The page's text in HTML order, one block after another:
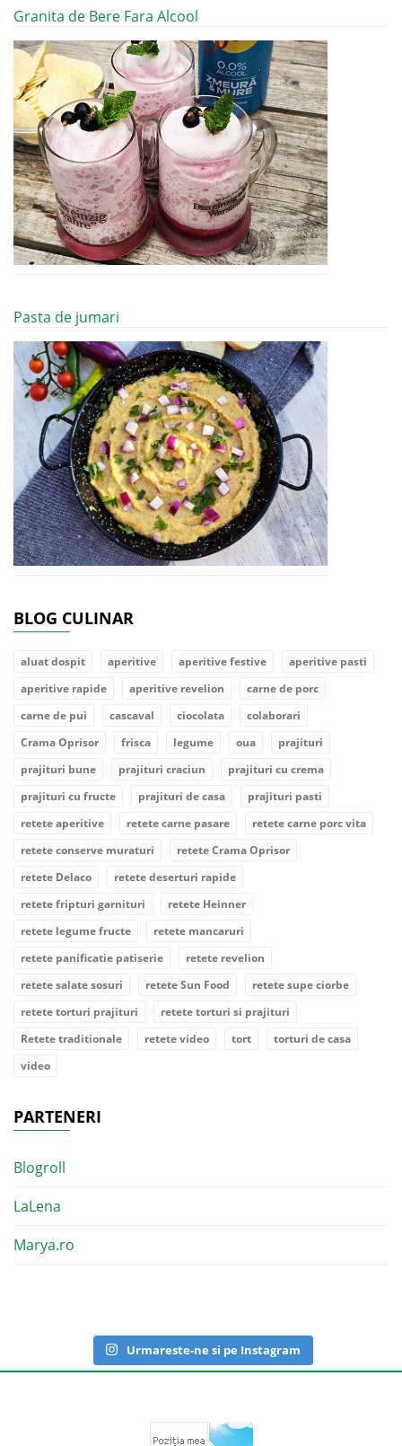
Granita de Bere Fara Alcool
Pasta de jumari
BLOG CULINAR
aluat dospit aperitive aperitive festive
aperitive pasti
aperitive rapide
aperitive revelion
carne de porc
carne de pui
cascaval ciocolata
colaborari
Crama Oprisor
frisca legume oua
prajituri
prajituri bune
prajituri craciun
prajituri cu crema
prajituri cu fructe
prajituri de casa
prajituri pasti
retete aperitive
retete carne pasare
retete carne porc vita
retete conserve muraturi
retete Crama Oprisor
retete Delaco
retete deserturi rapide
retete fripturi garnituri
retete Heinner
retete legume fructe
retete mancaruri
retete panificatie patiserie
retete revelion
retete salate sosuri
retete Sun Food
retete supe ciorbe
retete torturi prajituri
retete torturi si prajituri
Retete traditionale
retete video tort
torturi de casa
video
PARTENERI
Blogroll
LaLena
Marya.ro
Urmareste-ne si pe Instagram